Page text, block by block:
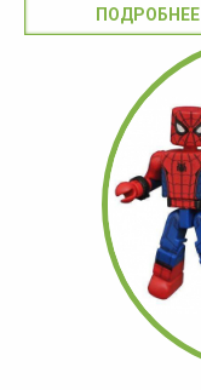
ПОДРОБНЕЕ